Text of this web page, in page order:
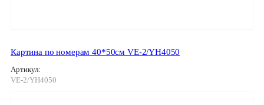
Картина по номерам 40*50см VE-2/YH4050
Артикул:
VE-2/YH4050